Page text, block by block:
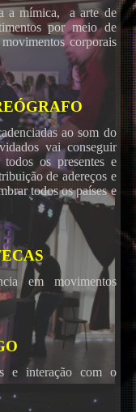
a mímica, a arte de
por meio de
corporais
ao som do
vai conseguir
os presentes e
de adereços e
todos os países e
em movimentos
e interação com o